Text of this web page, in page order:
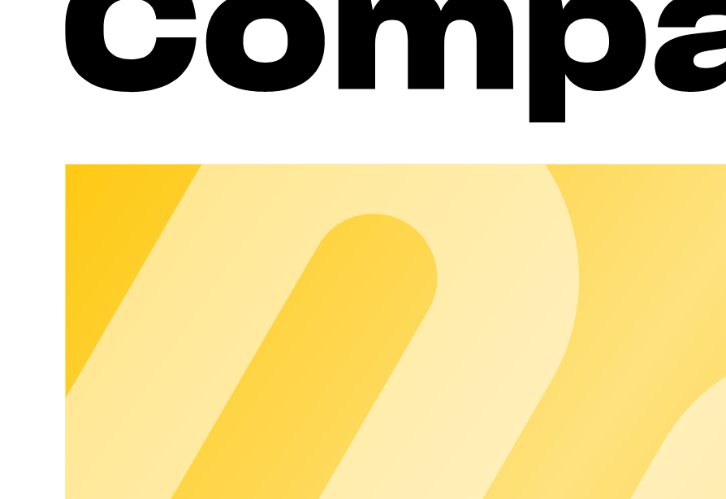
Certificado
ISO/IEC 27001
Certificado ISO 9001
Alojamiento web
en Europa
Máxima seguridad de datos y TI
Todos los datos se alojan en centros de datos con certificación ISO 27001 en Alemania.
Todos los datos, incluidas las copias de seguridad, se cifran durante el almacenamiento y la transferencia.
Toda comunicación entre los clientes y nuestro sistema está protegida con el protocolo TLS.
Las conexiones a las estaciones de carga y a nuestras ubicaciones también están protegidas mediante una conexión VPN.